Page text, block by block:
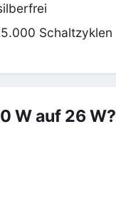
Schaltzyklen
W auf 26 W?